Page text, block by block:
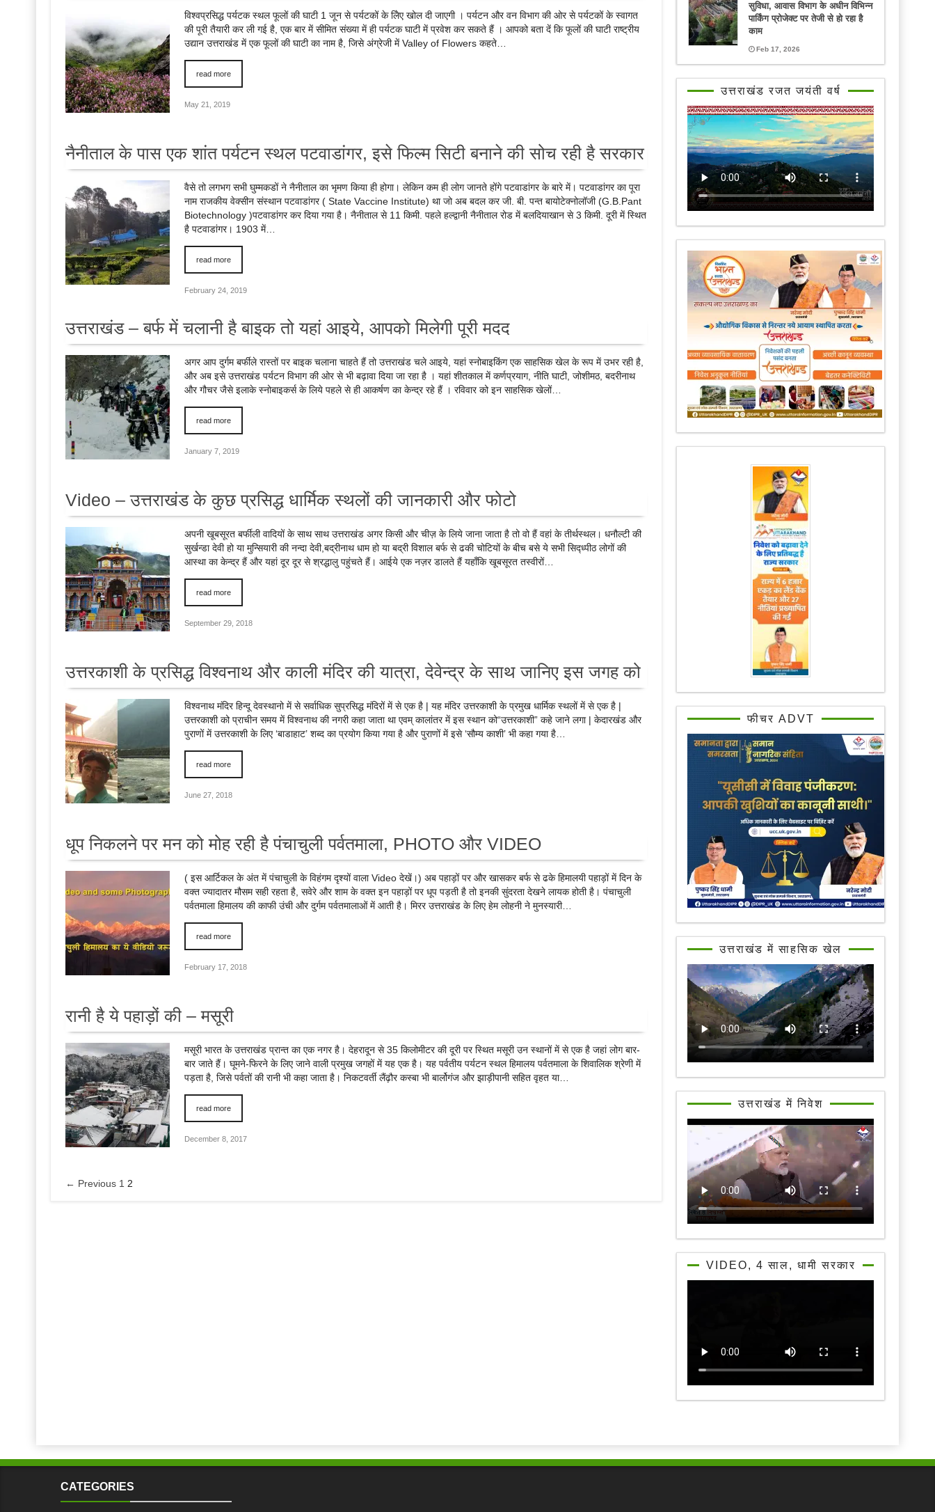
विश्वप्रसिद्ध पर्यटक स्थल फूलों की घाटी 1 जून से पर्यटकों के लिेए खोल दी जाएगी । पर्यटन और वन विभाग की ओर से पर्यटकों के स्वागत
की पूरी तैयारी कर ली गई है, एक बार में सीमित संख्या में ही पर्यटक घाटी में प्रवेश कर सकते हैं । आपको बता दें कि फूलों की घाटी राष्ट्रीय
उद्यान उत्तराखंड में एक फूलों की घाटी का नाम है, जिसे अंग्रेजी में Valley of Flowers कहते…
read more
May 21, 2019
नैनीताल के पास एक शांत पर्यटन स्थल पटवाडांगर, इसे फिल्म सिटी बनाने की सोच रही है सरकार
वैसे तो लगभग सभी घुम्मकडों ने नैनीताल का भृमण किया ही होगा। लेकिन कम ही लोग जानते होंगे पटवाडांगर के बारे में। पटवाडांगर का पूरा
नाम राजकीय वेक्सीन संस्थान पटवाडांगर ( State Vaccine Institute) था जो अब बदल कर जी. बी. पन्त बायोटेक्नोलॉजी (G.B.Pant
Biotechnology )पटवाडांगर कर दिया गया है। नैनीताल से 11 किमी. पहले हल्द्वानी नैनीताल रोड में बलदियाखान से 3 किमी. दूरी में स्थित
है पटवाडांगर। 1903 में…
read more
February 24, 2019
उत्तराखंड – बर्फ में चलानी है बाइक तो यहां आइये, आपको मिलेगी पूरी मदद
अगर आप दुर्गम बर्फीले रास्तों पर बाइक चलाना चाहते हैं तो उत्तराखंड चले आइये, यहां स्नोबाइकिंग एक साहसिक खेल के रूप में उभर रही है,
और अब इसे उत्तराखंड पर्यटन विभाग की ओर से भी बढ़ावा दिया जा रहा है । यहां शीतकाल में कर्णप्रयाग, नीति घाटी, जोशीमठ, बदरीनाथ
और गौचर जैसे इलाके स्नोबाइकर्स के लिये पहले से ही आकर्षण का केन्द्र रहे हैं । रविवार को इन साहसिक खेलों…
read more
January 7, 2019
Video – उत्तराखंड के कुछ प्रसिद्ध धार्मिक स्थलों की जानकारी और फोटो
अपनी खूबसूरत बर्फीली वादियों के साथ साथ उत्तराखंड अगर किसी और चीज़ के लिये जाना जाता है तो वो हैं वहां के तीर्थस्थल। धनौल्टी की
सुर्खन्डा देवी हो या मुन्सियारी की नन्दा देवी,बद्रीनाथ धाम हो या बद्री विशाल बर्फ से ढकी चोटियों के बीच बसे ये सभी सिद्ध्पीठ लोगों की
आस्था का केन्द्र हैं और यहां दूर दूर से श्रद्धालु पहुंचते हैं। आईये एक नज़र डालते हैं यहाँकि खूबसूरत तस्वीरों…
read more
September 29, 2018
उत्तरकाशी के प्रसिद्ध विश्वनाथ और काली मंदिर की यात्रा, देवेन्द्र के साथ जानिए इस जगह को
विश्वनाथ मंदिर हिन्दू देवस्थानो में से सर्वाधिक सुप्रसिद्ध मंदिरों में से एक है | यह मंदिर उत्तरकाशी के प्रमुख धार्मिक स्थलों में से एक है |
उत्तरकाशी को प्राचीन समय में विश्वनाथ की नगरी कहा जाता था एवम् कालांतर में इस स्थान को“उत्तरकाशी” कहे जाने लगा | केदारखंड और
पुराणों में उत्तरकाशी के लिए ‘बाडाहाट’ शब्द का प्रयोग किया गया है और पुराणों में इसे ‘सौम्य काशी’ भी कहा गया है…
read more
June 27, 2018
धूप निकलने पर मन को मोह रही है पंचाचुली पर्वतमाला, PHOTO और VIDEO
( इस आर्टिकल के अंत में पंचाचुली के विहंगम दृश्यों वाला Video देखें।) अब पहाड़ों पर और खासकर बर्फ से ढके हिमालयी पहाड़ों में दिन के
वक्त ज्यादातर मौसम सही रहता है, सवेरे और शाम के वक्त इन पहाड़ों पर धूप पड़ती है तो इनकी सुंदरता देखने लायक होती है। पंचाचुली
पर्वतमाला हिमालय की काफी उंची और दुर्गम पर्वतमालाओं में आती है। मिरर उत्तराखंड के लिए हेम लोहनी ने मुनस्यारी…
read more
February 17, 2018
रानी है ये पहाड़ों की – मसूरी
मसूरी भारत के उत्तराखंड प्रान्त का एक नगर है। देहरादून से 35 किलोमीटर की दूरी पर स्थित मसूरी उन स्थानों में से एक है जहां लोग बार-
बार जाते हैं। घूमने-फिरने के लिए जाने वाली प्रमुख जगहों में यह एक है। यह पर्वतीय पर्यटन स्थल हिमालय पर्वतमाला के शिवालिक श्रेणी में
पड़ता है, जिसे पर्वतों की रानी भी कहा जाता है। निकटवर्ती लैंढ़ौर कस्बा भी बार्लोगंज और झाड़ीपानी सहित वृहत या…
read more
December 8, 2017
← Previous 1 2
सुविधा, आवास विभाग के अधीन विभिन्न
पार्किंग प्रोजेक्ट पर तेजी से हो रहा है
काम
Feb 17, 2026
उत्तराखंड रजत जयंती वर्ष
फीचर ADVT
उत्तराखंड में साहसिक खेल
उत्तराखंड में निवेश
VIDEO, 4 साल, धामी सरकार
CATEGORIES